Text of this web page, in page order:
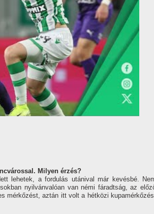
Milyen érzés?
lehetek, a fordulás utánival már kevésbé.
nyilvánvalóan van némi fáradtság, az
mérkőzést, aztán itt volt a hétközi